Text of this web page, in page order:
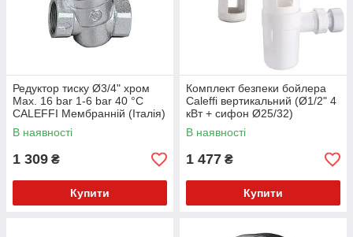
Редуктор тиску Ø3/4" хром
Max. 16 bar 1-6 bar 40 °C
CALEFFI Мембранній (Італія)
В наявності
1 309 ₴
Купити
Комплект безпеки бойлера
Caleffi вертикальний (Ø1/2" 4
кВт + сифон Ø25/32)
В наявності
1 477 ₴
Купити